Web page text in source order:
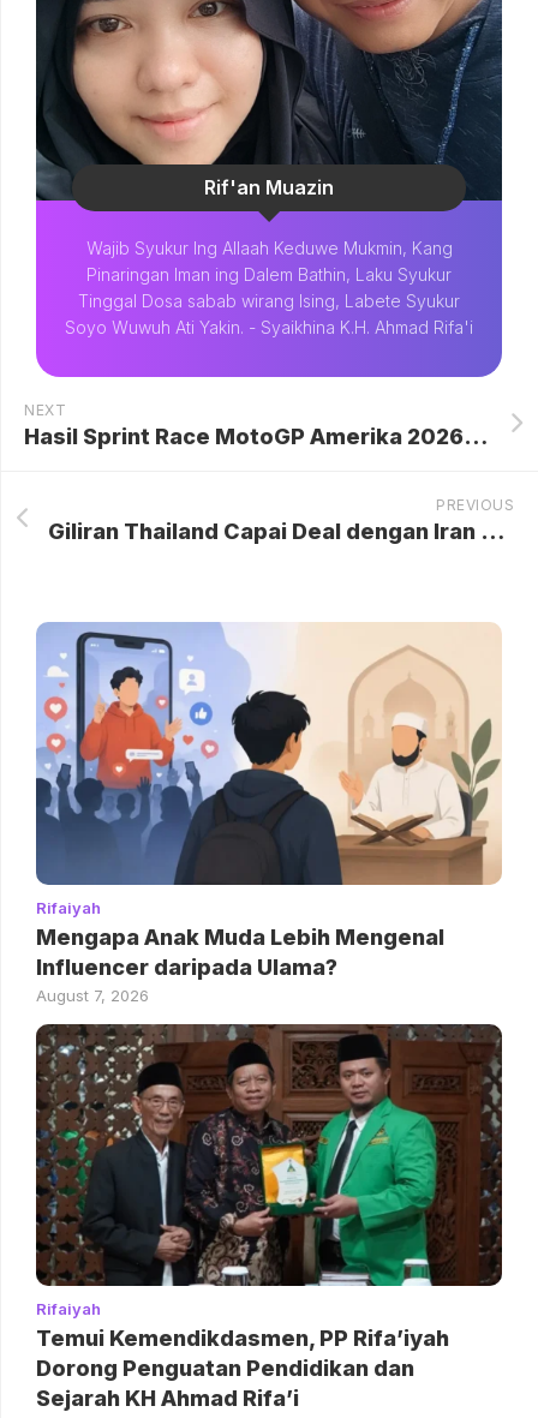
Rif'an Muazin
Wajib Syukur Ing Allaah Keduwe Mukmin, Kang
Pinaringan Iman ing Dalem Bathin, Laku Syukur
Tinggal Dosa sabab wirang Ising, Labete Syukur
Soyo Wuwuh Ati Yakin. - Syaikhina K.H. Ahmad Rifa'i
NEXT
Hasil Sprint Race MotoGP Amerika 2026: Martin Juara, Marquez Finis Paling Akhir
PREVIOUS
Giliran Thailand Capai Deal dengan Iran Bisa Lewati Selat Hormuz
Rifaiyah
Mengapa Anak Muda Lebih Mengenal
Influencer daripada Ulama?
August 7, 2026
Rifaiyah
Temui Kemendikdasmen, PP Rifa’iyah
Dorong Penguatan Pendidikan dan
Sejarah KH Ahmad Rifa’i